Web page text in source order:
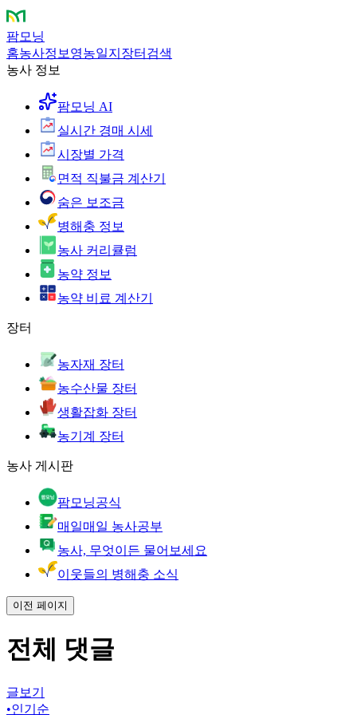
팜모닝
홈농사정보 영농일지 장터 검색
농사 정보
팜모닝 AI
실시간 경매 시세
시장별 가격
면적 직불금 계산기
숨은 보조금
병해충 정보
농사 커리큘럼
농약 정보
농약 비료 계산기
장터
농자재 장터
농수산물 장터
생활잡화 장터
농기계 장터
농사 게시판
팜모닝공식
매일매일 농사공부
농사, 무엇이든 물어보세요
이웃들의 병해충 소식
이전 페이지
전체 댓글
글보기
•인기순